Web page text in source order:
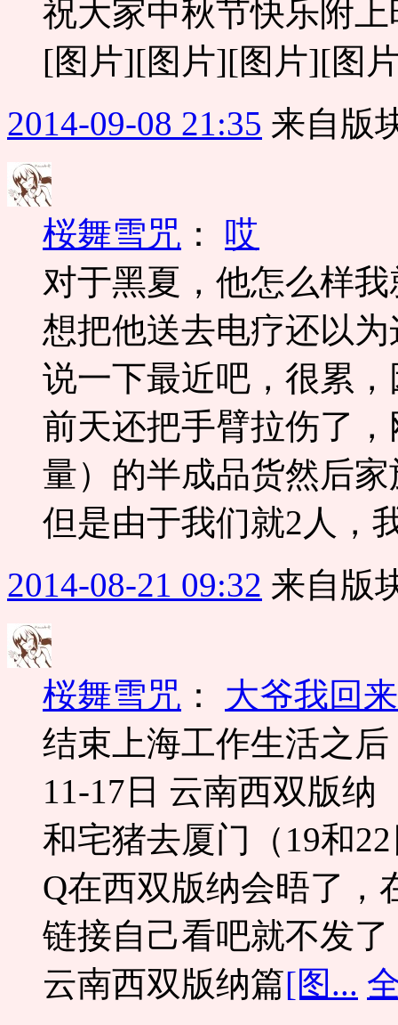
祝大家中秋节快乐附
[图片][图片][图片][图
2014-09-08 21:35 来自版
桜舞雪咒 ： 哎
对于黑夏，他怎么样
想把他送去电疗还以
说一下最近吧，很累
前天还把手臂拉伤了
量）的半成品货然后
但是由于我们就2人，
2014-08-21 09:32 来自版
桜舞雪咒 ： 大爷我回
结束上海工作生活之
11-17日 云南西双版纳
和宅猪去厦门（19和
Q在西双版纳会晤了，
链接自己看吧就不发
云南西双版纳篇[图...